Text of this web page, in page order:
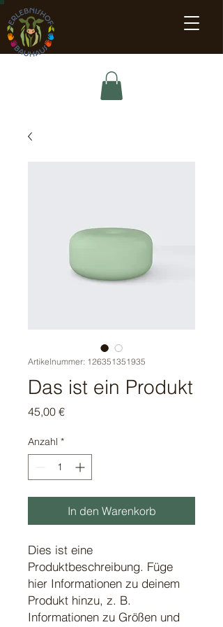
Artikelnummer: 126351351935
Das ist ein Produkt
45,00 €Preis
Anzahl *
In den Warenkorb
Dies ist eine
Produktbeschreibung. Füge
hier Informationen zu deinem
Produkt hinzu, z. B.
Informationen zu Größen und